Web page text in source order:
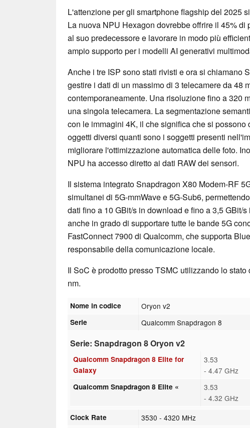
L'attenzione per gli smartphone flagship del 2025
La nuova NPU Hexagon dovrebbe offrire il 45% di
al suo predecessore e lavorare in modo più
ampio supporto per i modelli AI generativi
Anche i tre ISP sono stati rivisti e ora si chiamano
gestire i dati di un massimo di 3 telecamere da 48
contemporaneamente. Una risoluzione fino a 320
una singola telecamera. La segmentazione
con le immagini 4K, il che significa che si possono
oggetti diversi quanti sono i soggetti presenti
migliorare l'ottimizzazione automatica delle foto.
NPU ha accesso diretto ai dati RAW dei sensori.
Il sistema integrato Snapdragon X80 Modem-RF
simultanei di 5G-mmWave e 5G-Sub6,
dati fino a 10 GBit/s in download e fino a 3,5 GBit/
anche in grado di supportare tutte le bande 5G
FastConnect 7900 di Qualcomm, che supporta
responsabile della comunicazione locale.
Il SoC è prodotto presso TSMC utilizzando lo
nm.
Nome in codice Oryon v2
Serie Qualcomm Snapdragon 8
Serie: Snapdragon 8 Oryon v2
Qualcomm Snapdragon 8 Elite for
Galaxy
3.53
- 4.47 GHz
Qualcomm Snapdragon 8 Elite «
3.53
- 4.32 GHz
Clock Rate 3530 - 4320 MHz